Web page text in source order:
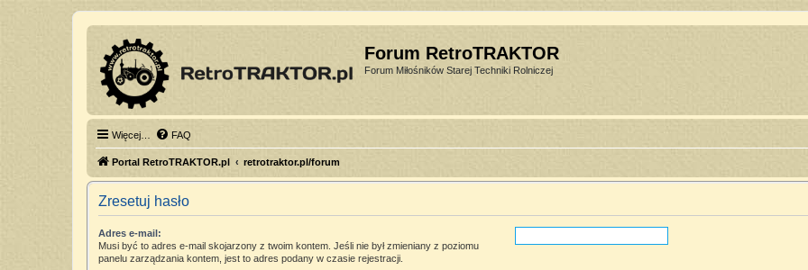
Forum RetroTRAKTOR
Forum Miłośników Starej Techniki Rolniczej
Więcej… FAQ
Portal RetroTRAKTOR.pl retrotraktor.pl/forum
Zresetuj hasło
Adres e-mail:
Musi być to adres e-mail skojarzony z twoim kontem. Jeśli nie był zmieniany z poziomu
panelu zarządzania kontem, jest to adres podany w czasie rejestracji.